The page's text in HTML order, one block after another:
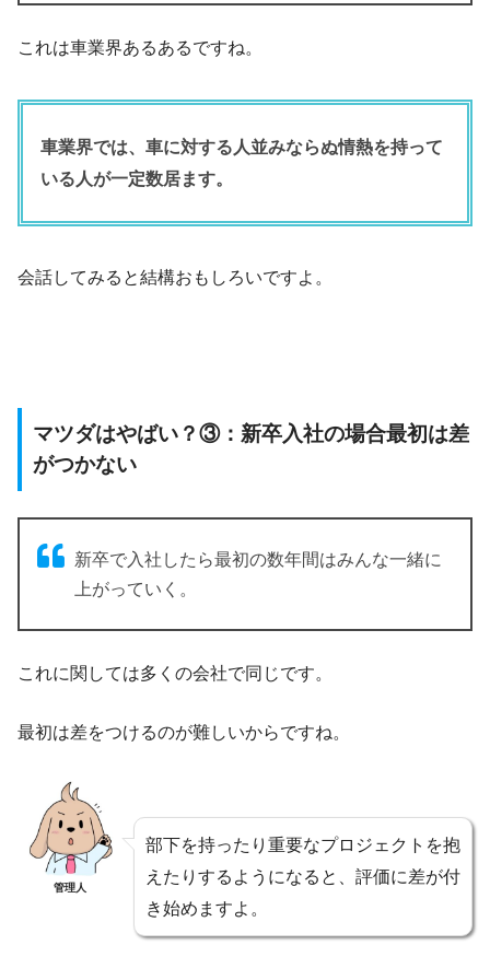
これは車業界あるあるですね。
車業界では、車に対する人並みならぬ情熱を持って
いる人が一定数居ます。
会話してみると結構おもしろいですよ。
マツダはやばい？③：新卒入社の場合最初は差
がつかない
新卒で入社したら最初の数年間はみんな一緒に
上がっていく。
これに関しては多くの会社で同じです。
最初は差をつけるのが難しいからですね。
管理人
部下を持ったり重要なプロジェクトを抱
えたりするようになると、評価に差が付
き始めますよ。